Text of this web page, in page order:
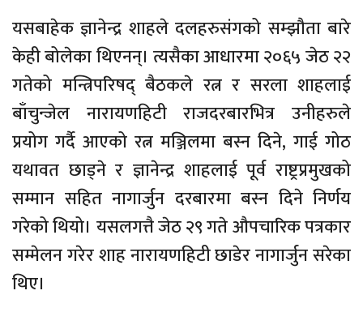
यसबाहेक ज्ञानेन्द्र शाहले दलहरुसंगको सम्झौता बारे
केही बोलेका थिएनन्। त्यसैका आधारमा २०६५ जेठ २२
गतेको मन्त्रिपरिषद् बैठकले रत्न र सरला शाहलाई
बाँचुन्जेल नारायणहिटी राजदरबारभित्र उनीहरुले
प्रयोग गर्दै आएको रत्न मञ्जिलमा बस्न दिने, गाई गोठ
यथावत छाड्ने र ज्ञानेन्द्र शाहलाई पूर्व राष्ट्रप्रमुखको
सम्मान सहित नागार्जुन दरबारमा बस्न दिने निर्णय
गरेको थियो। यसलगत्तै जेठ २९ गते औपचारिक पत्रकार
सम्मेलन गरेर शाह नारायणहिटी छाडेर नागार्जुन सरेका
थिए।